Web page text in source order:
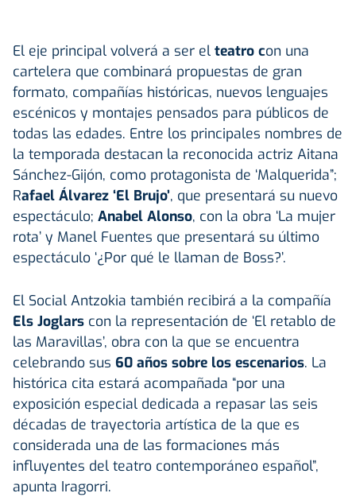
El eje principal volverá a ser el teatro con una
cartelera que combinará propuestas de gran
formato, compañías históricas, nuevos lenguajes
escénicos y montajes pensados para públicos de
todas las edades. Entre los principales nombres de
la temporada destacan la reconocida actriz Aitana
Sánchez-Gijón, como protagonista de ‘Malquerida”;
Rafael Álvarez ‘El Brujo’, que presentará su nuevo
espectáculo; Anabel Alonso, con la obra ‘La mujer
rota’ y Manel Fuentes que presentará su último
espectáculo ‘¿Por qué le llaman de Boss?’.
El Social Antzokia también recibirá a la compañía
Els Joglars con la representación de ‘El retablo de
las Maravillas’, obra con la que se encuentra
celebrando sus 60 años sobre los escenarios. La
histórica cita estará acompañada “por una
exposición especial dedicada a repasar las seis
décadas de trayectoria artística de la que es
considerada una de las formaciones más
influyentes del teatro contemporáneo español”,
apunta Iragorri.